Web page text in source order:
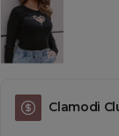
Clamodi